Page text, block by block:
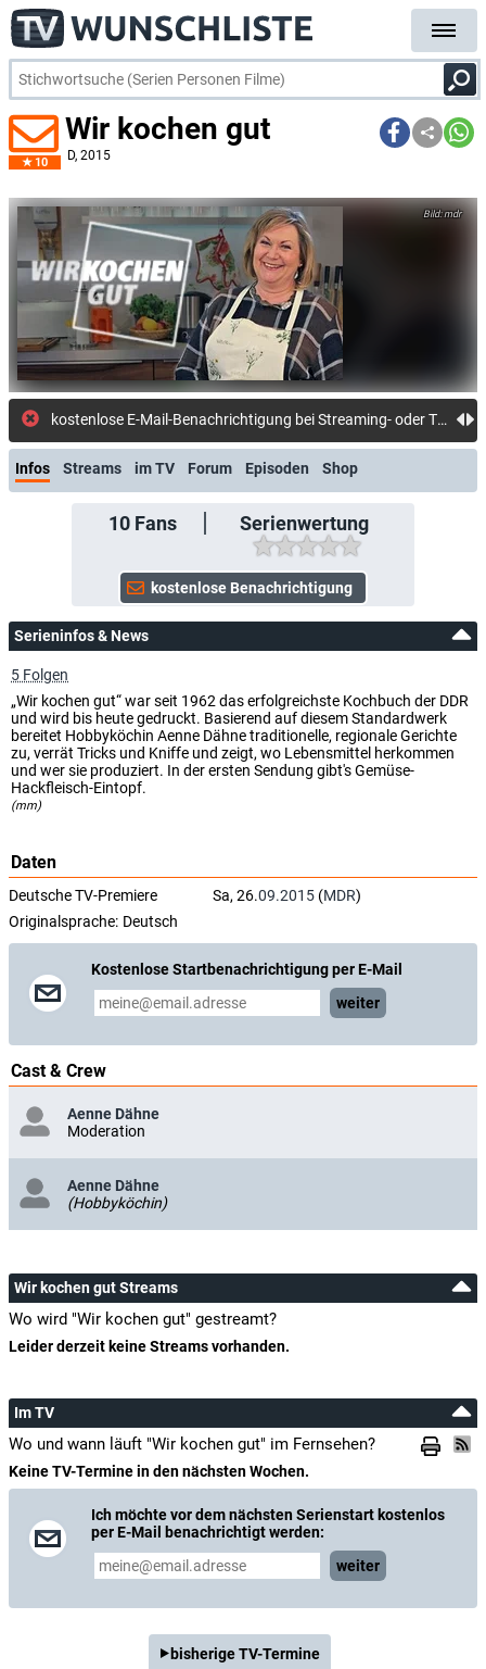
10
Wir kochen gut
D, 2015
mdr
Infos Streams im TV Forum Episoden Shop
10Fans Serienwertung
Serieninfos & News
5 Folgen
„Wir kochen gut“ war seit 1962 das erfolgreichste Kochbuch der DDR
und wird bis heute gedruckt. Basierend auf diesem Standardwerk
bereitet Hobbyköchin Aenne Dähne traditionelle, regionale Gerichte
zu, verrät Tricks und Kniffe und zeigt, wo Lebensmittel herkommen
und wer sie produziert. In der ersten Sendung gibt's Gemüse-
Hackfleisch-Eintopf.
(mm)
Daten
Deutsche TV-Premiere Sa, 26.09.2015 (MDR)
Originalsprache: Deutsch
Kostenlose Startbenachrichtigung per E-Mail
weiter
Cast & Crew
Aenne Dähne
Moderation
Aenne Dähne
(Hobbyköchin)
Wir kochen gut Streams
Wo wird "Wir kochen gut" gestreamt?
Leider derzeit keine Streams vorhanden.
Im TV
Wo und wann läuft "Wir kochen gut" im Fernsehen?
Keine TV-Termine in den nächsten Wochen.
Ich möchte vor dem nächsten Serienstart kostenlos
per E-Mail benachrichtigt werden:
weiter
bisherige TV-Termine